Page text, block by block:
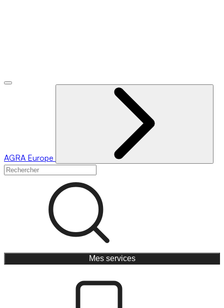
AGRA Europe
Mes services